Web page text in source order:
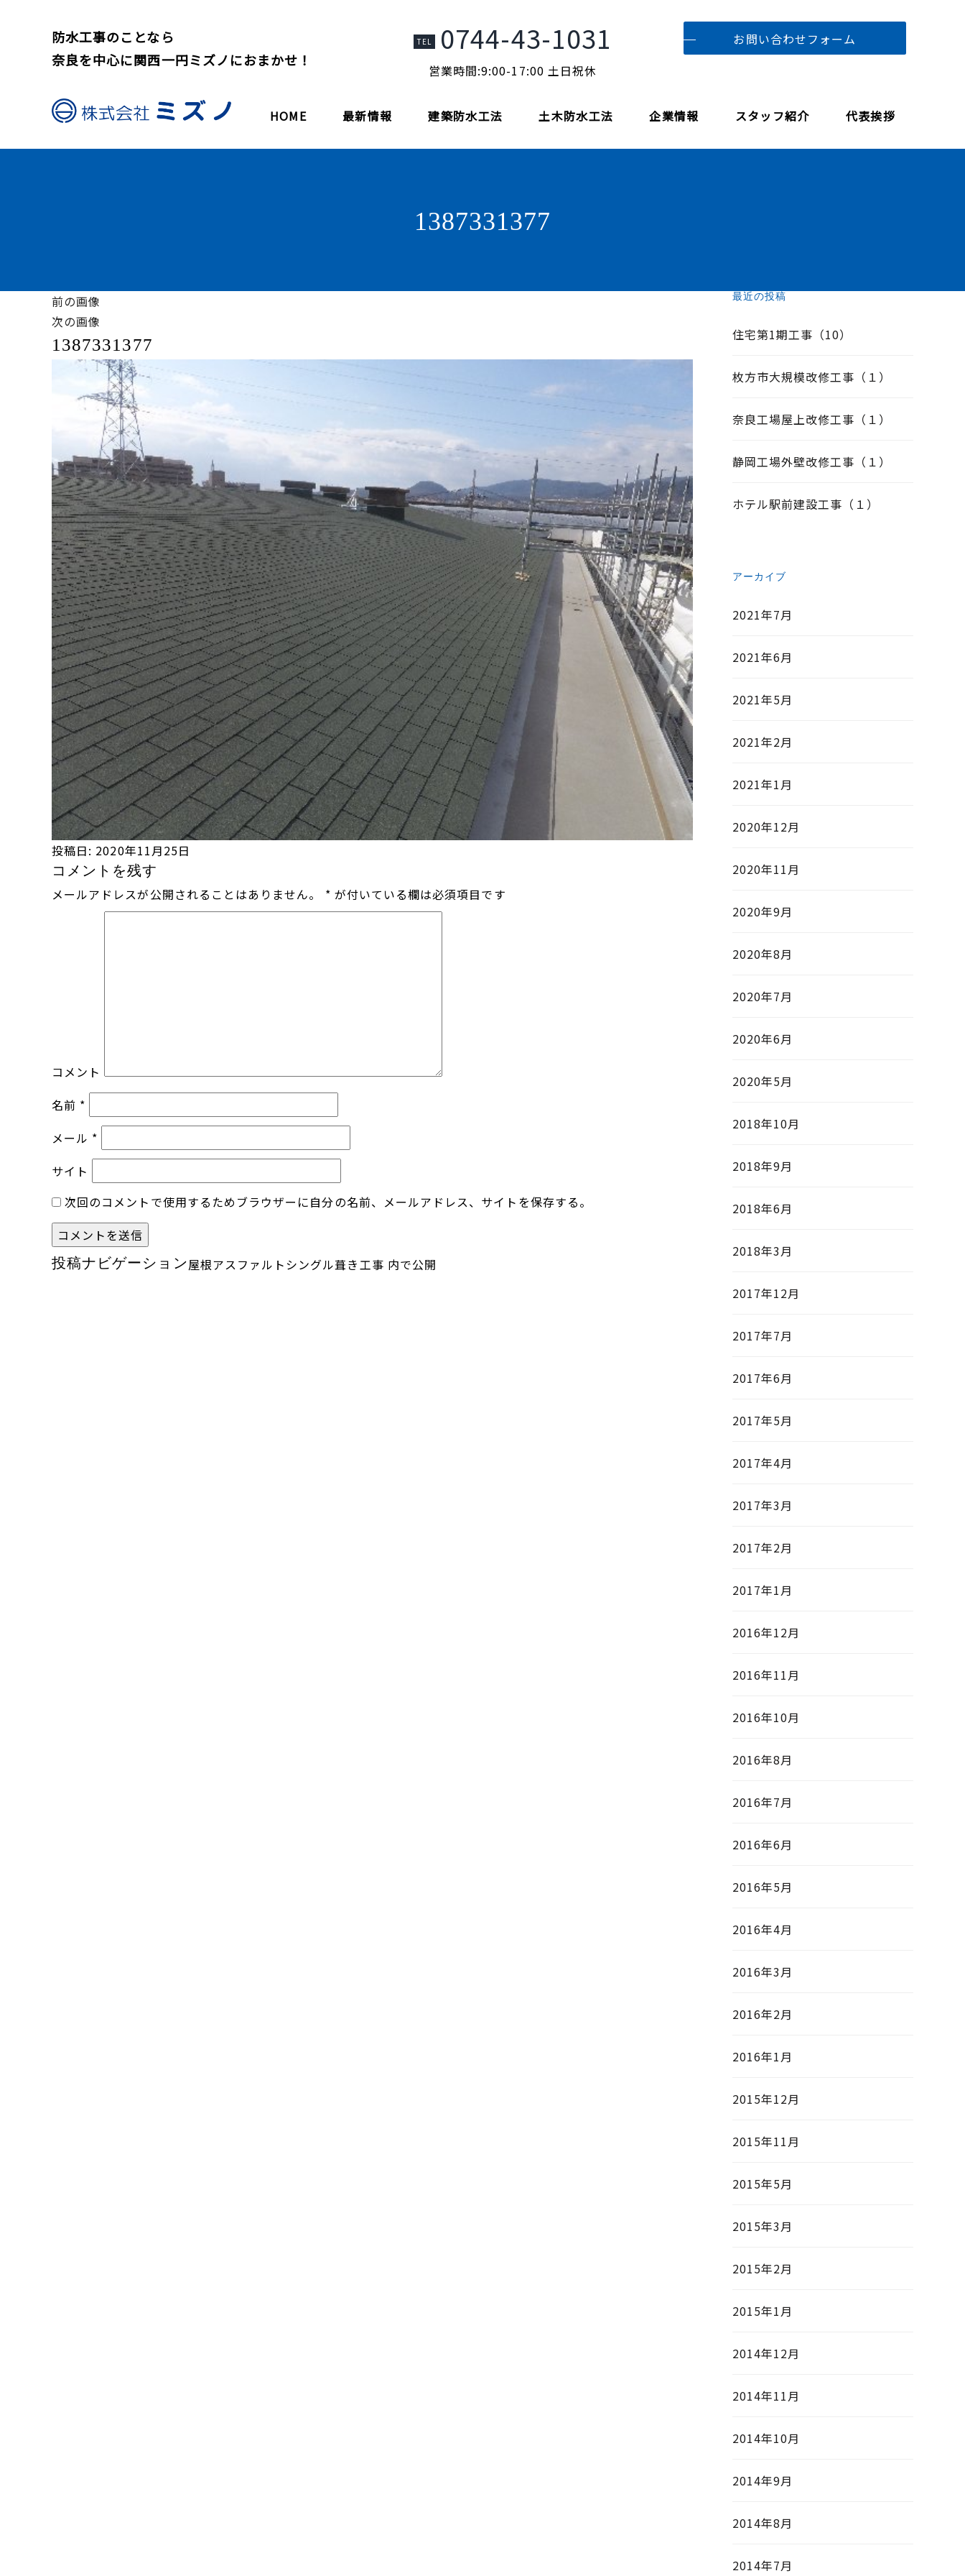
防水工事のことなら
奈良を中心に関西一円ミズノにおまかせ！
TEL 0744-43-1031
営業時間:9:00-17:00 土日祝休
お問い合わせフォーム
HOME 最新情報 建築防水工法 土木防水工法 企業情報 スタッフ紹介 代表挨拶
1387331377
前の画像
次の画像
1387331377
投稿日: 2020年11月25日
コメントを残す
メールアドレスが公開されることはありません。 * が付いている欄は必須項目です
コメント
名前 *
メール *
サイト
次回のコメントで使用するためブラウザーに自分の名前、メールアドレス、サイトを保存する。
投稿ナビゲーション屋根アスファルトシングル葺き工事 内で公開
最近の投稿
住宅第1期工事（10）
枚方市大規模改修工事（１）
奈良工場屋上改修工事（１）
静岡工場外壁改修工事（１）
ホテル駅前建設工事（１）
アーカイブ
2021年7月
2021年6月
2021年5月
2021年2月
2021年1月
2020年12月
2020年11月
2020年9月
2020年8月
2020年7月
2020年6月
2020年5月
2018年10月
2018年9月
2018年6月
2018年3月
2017年12月
2017年7月
2017年6月
2017年5月
2017年4月
2017年3月
2017年2月
2017年1月
2016年12月
2016年11月
2016年10月
2016年8月
2016年7月
2016年6月
2016年5月
2016年4月
2016年3月
2016年2月
2016年1月
2015年12月
2015年11月
2015年5月
2015年3月
2015年2月
2015年1月
2014年12月
2014年11月
2014年10月
2014年9月
2014年8月
2014年7月